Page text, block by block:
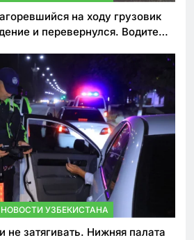
на ходу грузовик
и перевернулся. Водитель
НОВОСТИ УЗБЕКИСТАНА
затягивать. Нижняя палата